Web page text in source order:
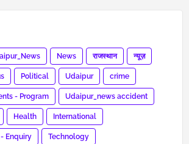
News राजस्थान न्यूज़
Political Udaipur crime
- Program Udaipur_news accident
Health International
Enquiry Technology